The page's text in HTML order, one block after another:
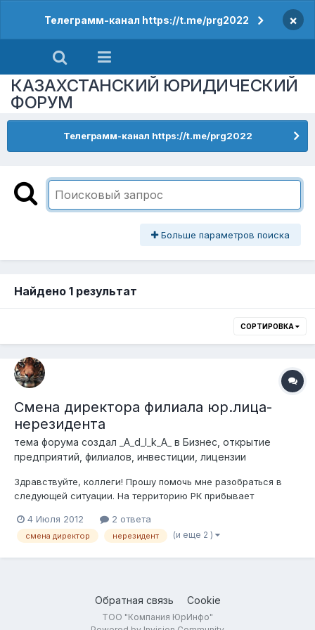
Телеграмм-канал https://t.me/prg2022 ×
КАЗАХСТАНСКИЙ ЮРИДИЧЕСКИЙ
ФОРУМ
Телеграмм-канал https://t.me/prg2022
Больше параметров поиска
Найдено 1 результат
СОРТИРОВКА
Смена директора филиала юр.лица-
нерезидента
тема форума создал _A_d_I_k_A_ в Бизнес, открытие
предприятий, филиалов, инвестиции, лицензии
Здравствуйте, коллеги! Прошу помочь мне разобраться в
следующей ситуации. На территорию РК прибывает
деятельность (директор филиала российской компании).
Генеральная доверенность от головной компании, протокол
4 Июля 2012 2 ответа
смена директор нерезидент (и еще 2 )
Обратная связь Cookie
ТОО "Компания ЮрИнфо"